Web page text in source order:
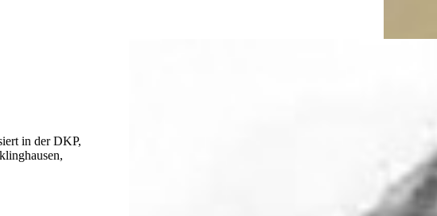
in der DKP,